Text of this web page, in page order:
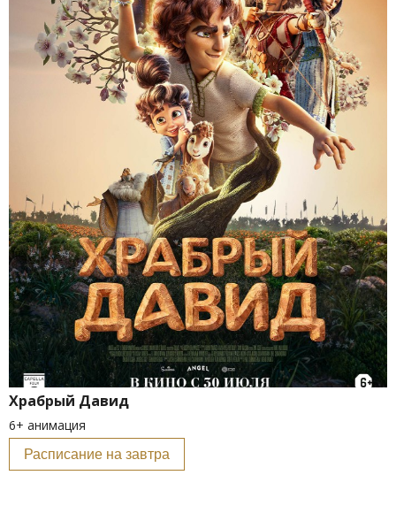
Храбрый Давид
6+ анимация
Расписание на завтра